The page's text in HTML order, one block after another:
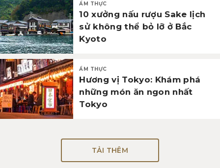
ẨM THỰC
10 xưởng nấu rượu Sake lịch
sử không thể bỏ lỡ ở Bắc
Kyoto
ẨM THỰC
Hương vị Tokyo: Khám phá
những món ăn ngon nhất
Tokyo
TẢI THÊM